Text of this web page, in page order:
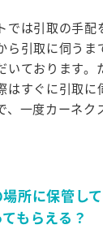
では引取の手配
ら引取に伺うま
いております。
はすぐに引取に
、一度カーネク
所に保管し
もらえる？